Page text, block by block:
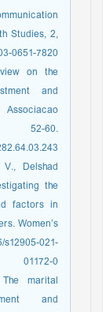
Studies, 2,
0651-7820
on the
and
52-60.
Delshad
the
factors in
Women’s
021-
01172-0
marital
and